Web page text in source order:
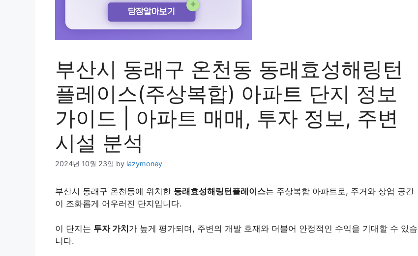
부산시 동래구 온천동 동래효성해링턴
플레이스(주상복합) 아파트 단지 정보
가이드 | 아파트 매매, 투자 정보, 주변
시설 분석
2024년 10월 23일 by lazymoney
부산시 동래구 온천동에 위치한 동래효성해링턴플레이스는 주상복합 아파트로, 주거와 상업 공간
이 조화롭게 어우러진 단지입니다.
이 단지는 투자 가치가 높게 평가되며, 주변의 개발 호재와 더불어 안정적인 수익을 기대할 수 있습
니다.